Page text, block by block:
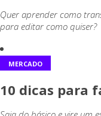
Quer aprender como
para editar como quiser?
MERCADO
10 dicas para